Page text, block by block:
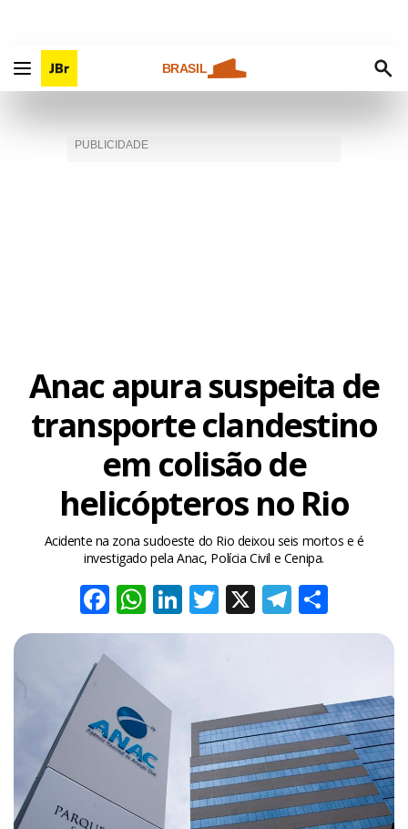
BRASIL
Anac apura suspeita de
transporte clandestino
em colisão de
helicópteros no Rio
Acidente na zona sudoeste do Rio deixou seis mortos e é
investigado pela Anac, Polícia Civil e Cenipa.
Facebook
WhatsApp
LinkedIn
Twitter
X